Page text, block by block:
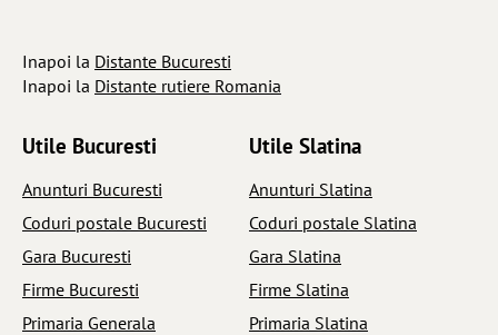
Inapoi la Distante Bucuresti
Inapoi la Distante rutiere Romania
Utile Bucuresti
Anunturi Bucuresti
Coduri postale Bucuresti
Gara Bucuresti
Firme Bucuresti
Primaria Generala
Utile Slatina
Anunturi Slatina
Coduri postale Slatina
Gara Slatina
Firme Slatina
Primaria Slatina